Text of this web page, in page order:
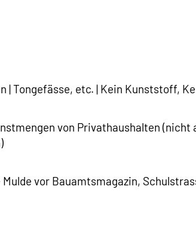
| Tongefässe, etc. | Kein Kunststoff,
von Privathaushalten (nicht
Mulde vor Bauamtsmagazin,